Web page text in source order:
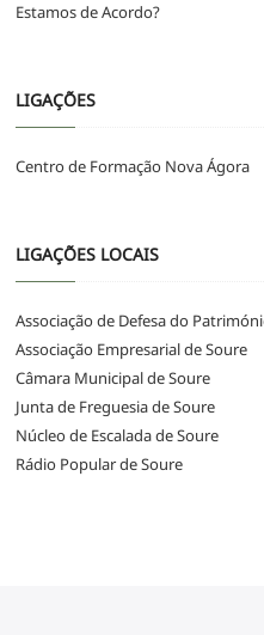
Estamos de Acordo?
LIGAÇÕES
Centro de Formação Nova Ágora
LIGAÇÕES LOCAIS
Associação de Defesa do
Associação Empresarial de Soure
Câmara Municipal de Soure
Junta de Freguesia de Soure
Núcleo de Escalada de Soure
Rádio Popular de Soure